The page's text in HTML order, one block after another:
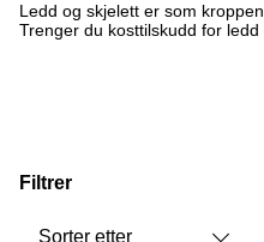
Ledd og skjelett er som
Trenger du kosttilskudd for
Filtrer
Sorter etter